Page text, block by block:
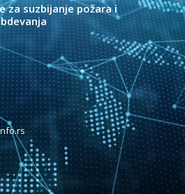
za suzbijanje požara i